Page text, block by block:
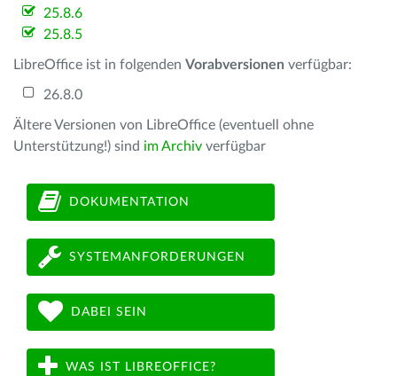
25.8.6
25.8.5
LibreOffice ist in folgenden Vorabversionen verfügbar:
26.8.0
Ältere Versionen von LibreOffice (eventuell ohne
Unterstützung!) sind im Archiv verfügbar
DOKUMENTATION
SYSTEMANFORDERUNGEN
DABEI SEIN
WAS IST LIBREOFFICE?